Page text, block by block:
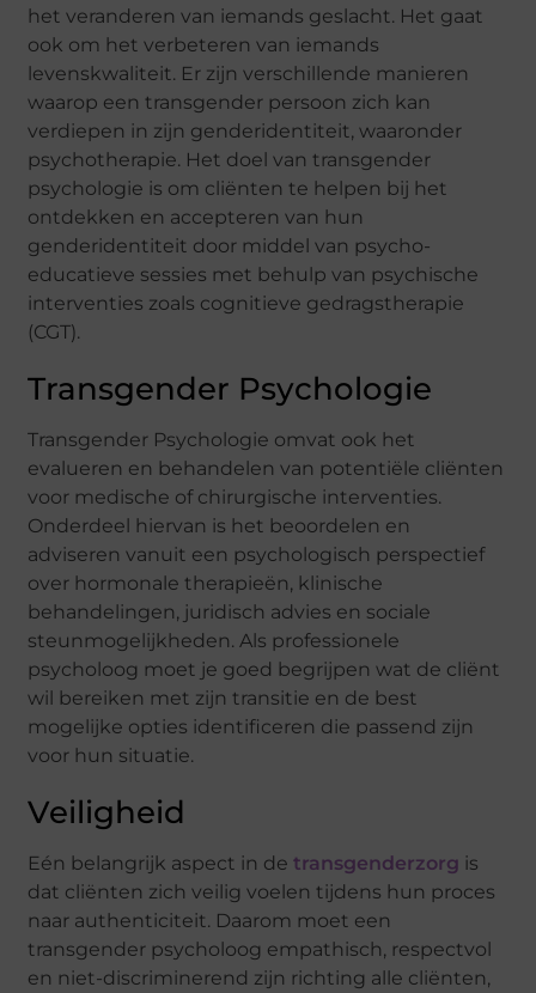
het veranderen van iemands geslacht. Het gaat
ook om het verbeteren van iemands
levenskwaliteit. Er zijn verschillende manieren
waarop een transgender persoon zich kan
verdiepen in zijn genderidentiteit, waaronder
psychotherapie. Het doel van transgender
psychologie is om cliënten te helpen bij het
ontdekken en accepteren van hun
genderidentiteit door middel van psycho-
educatieve sessies met behulp van psychische
interventies zoals cognitieve gedragstherapie
(CGT).
Transgender Psychologie
Transgender Psychologie omvat ook het
evalueren en behandelen van potentiële cliënten
voor medische of chirurgische interventies.
Onderdeel hiervan is het beoordelen en
adviseren vanuit een psychologisch perspectief
over hormonale therapieën, klinische
behandelingen, juridisch advies en sociale
steunmogelijkheden. Als professionele
psycholoog moet je goed begrijpen wat de cliënt
wil bereiken met zijn transitie en de best
mogelijke opties identificeren die passend zijn
voor hun situatie.
Veiligheid
Eén belangrijk aspect in detransgenderzorg is
dat cliënten zich veilig voelen tijdens hun proces
naar authenticiteit. Daarom moet een
transgender psycholoog empathisch, respectvol
en niet-discriminerend zijn richting alle cliënten,